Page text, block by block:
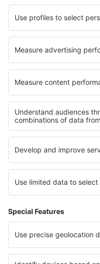
Unterkunft in Levi
Unterkunft in Narragansett
Die besten Unterkünfte -
Unterkunft in Dolomites
Unterkunft in Italian Alps
Unterkunft in Cinque Terre
Unterkunft in Casanare
Unterkunft in Hidalgo